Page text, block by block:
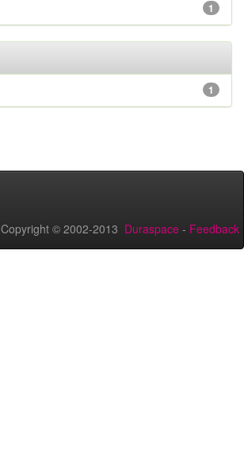
1
1
Copyright © 2002-2013 Duraspace - Feedback